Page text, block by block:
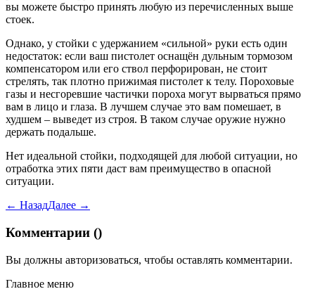
вы можете быстро принять любую из перечисленных выше
стоек.
Однако, у стойки с удержанием «сильной» руки есть один
недостаток: если ваш пистолет оснащён дульным тормозом
компенсатором или его ствол перфорирован, не стоит
стрелять, так плотно прижимая пистолет к телу. Пороховые
газы и несгоревшие частички пороха могут вырваться прямо
вам в лицо и глаза. В лучшем случае это вам помешает, в
худшем – выведет из строя. В таком случае оружие нужно
держать подальше.
Нет идеальной стойки, подходящей для любой ситуации, но
отработка этих пяти даст вам преимущество в опасной
ситуации.
← НазадДалее →
Комментарии ()
Вы должны авторизоваться, чтобы оставлять комментарии.
Главное меню